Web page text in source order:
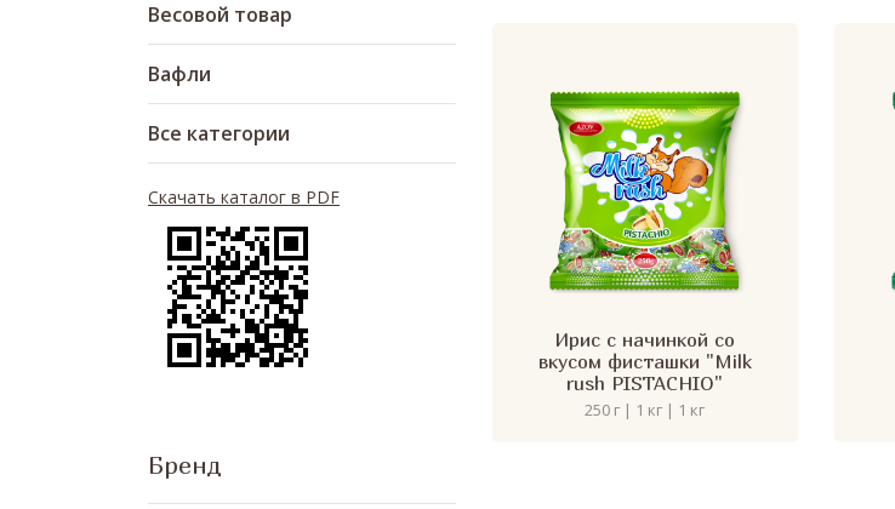
Весовой товар
Вафли
Все категории
Скачать каталог в PDF
Бренд
Ирис с начинкой со
вкусом фисташки "Milk
rush PISTACHIO"
250 г | 1 кг | 1 кг